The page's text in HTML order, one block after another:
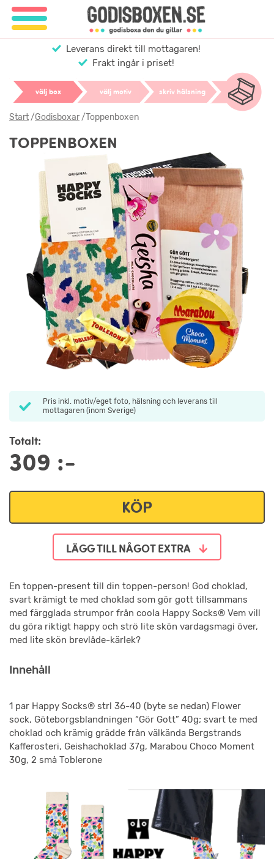
Leverans direkt till mottagaren!
Frakt ingår i priset!
välj box välj motiv skriv hälsning
Start/Godisboxar/Toppenboxen
TOPPENBOXEN
En toppen-present till din toppen-person! God choklad,
svart krämigt te med choklad som gör gott tillsammans
med färgglada strumpor från coola Happy Socks® Vem vill
du göra riktigt happy och strö lite skön vardagsmagi över,
med lite skön brevlåde-kärlek?
Innehåll
1 par Happy Socks® strl 36-40 (byte se nedan) Flower
sock, Göteborgsblandningen “Gör Gott” 40g; svart te med
choklad och krämig grädde från välkända Bergstrands
Kafferosteri, Geishachoklad 37g, Marabou Choco Moment
30g, 2 små Toblerone
Pris inkl. motiv/eget foto, hälsning och leverans till
mottagaren (inom Sverige)
Totalt:
309 :-
KÖP
LÄGG TILL NÅGOT EXTRA